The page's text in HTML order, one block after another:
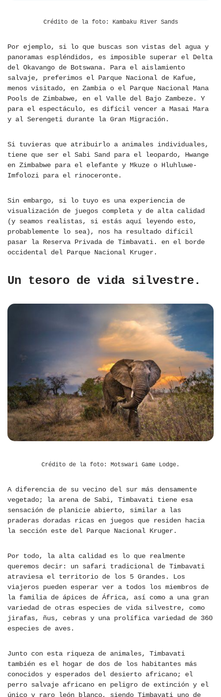
Crédito de la foto: Kambaku River Sands
Por ejemplo, si lo que buscas son vistas del agua y
panoramas espléndidos, es imposible superar el Delta
del Okavango de Botswana. Para el aislamiento
salvaje, preferimos el Parque Nacional de Kafue,
menos visitado, en Zambia o el Parque Nacional Mana
Pools de Zimbabwe, en el Valle del Bajo Zambeze. Y
para el espectáculo, es difícil vencer a Masai Mara
y al Serengeti durante la Gran Migración.
Si tuvieras que atribuirlo a animales individuales,
tiene que ser el Sabi Sand para el leopardo, Hwange
en Zimbabwe para el elefante y Mkuze o Hluhluwe-
Imfolozi para el rinoceronte.
Sin embargo, si lo tuyo es una experiencia de
visualización de juegos completa y de alta calidad
(y seamos realistas, si estás aquí leyendo esto,
probablemente lo sea), nos ha resultado difícil
pasar la Reserva Privada de Timbavati. en el borde
occidental del Parque Nacional Kruger.
Un tesoro de vida silvestre.
Crédito de la foto: Motswari Game Lodge.
A diferencia de su vecino del sur más densamente
vegetado; la arena de Sabi, Timbavati tiene esa
sensación de planicie abierto, similar a las
praderas doradas ricas en juegos que residen hacia
la sección este del Parque Nacional Kruger.
Por todo, la alta calidad es lo que realmente
queremos decir: un safari tradicional de Timbavati
atraviesa el territorio de los 5 Grandes. Los
viajeros pueden esperar ver a todos los miembros de
la familia de ápices de África, así como a una gran
variedad de otras especies de vida silvestre, como
jirafas, ñus, cebras y una prolífica variedad de 360
​​especies de aves.
Junto con esta riqueza de animales, Timbavati
también es el hogar de dos de los habitantes más
conocidos y esperados del desierto africano; el
perro salvaje africano en peligro de extinción y el
único y raro león blanco, siendo Timbavati uno de